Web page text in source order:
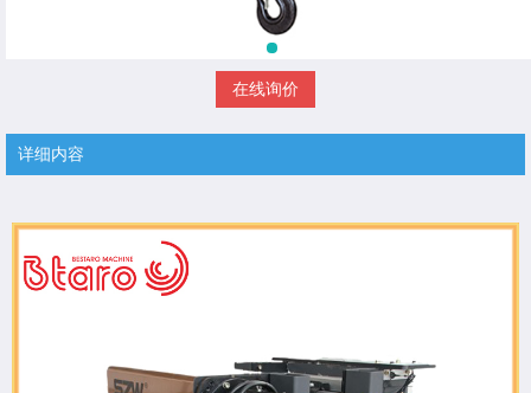
在线询价
详细内容